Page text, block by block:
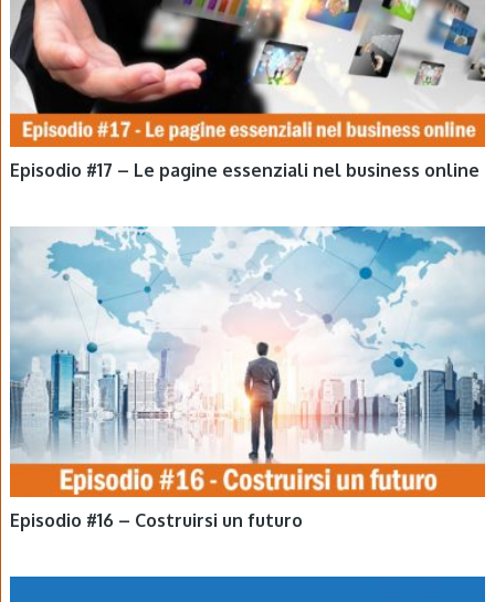
Episodio #17 – Le pagine essenziali nel business online
EPISODI
Episodio #16 – Costruirsi un futuro